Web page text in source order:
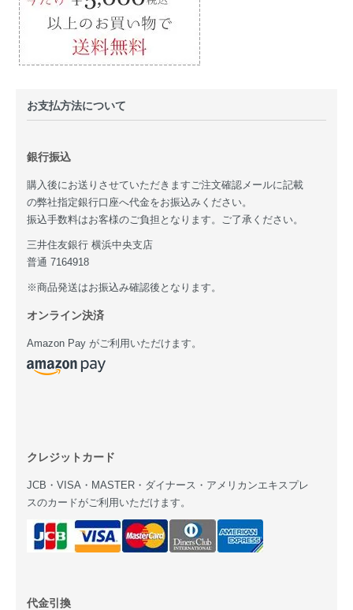
お支払方法について
銀行振込
購入後にお送りさせていただきますご注文確認メールに記載
の弊社指定銀行口座へ代金をお振込みください。
振込手数料はお客様のご負担となります。ご了承ください。
三井住友銀行 横浜中央支店
普通 7164918
※商品発送はお振込み確認後となります。
オンライン決済
Amazon Pay がご利用いただけます。
クレジットカード
JCB・VISA・MASTER・ダイナース・アメリカンエキスプレ
スのカードがご利用いただけます。
代金引換